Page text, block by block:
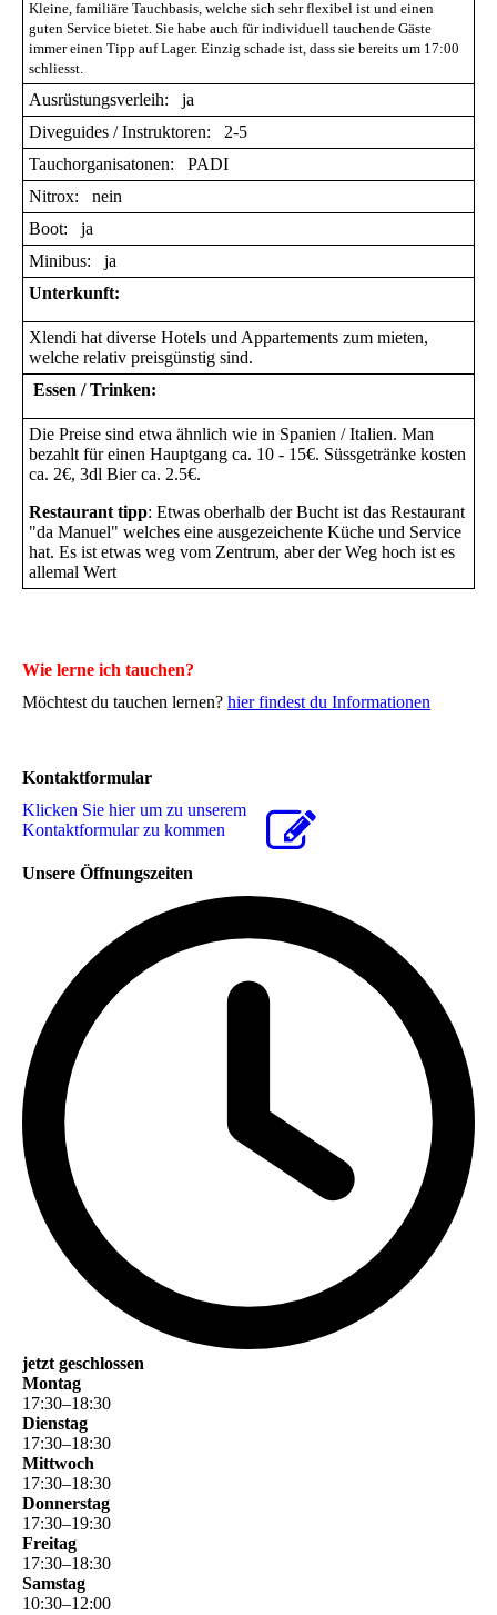
Kleine, familiäre Tauchbasis, welche sich sehr flexibel ist und einen
guten Service bietet. Sie habe auch für individuell tauchende Gäste
immer einen Tipp auf Lager. Einzig schade ist, dass sie bereits um 17:00
schliesst.
Ausrüstungsverleih: ja
Diveguides / Instruktoren: 2-5
Tauchorganisatonen: PADI
Nitrox: nein
Boot: ja
Minibus: ja
Unterkunft:
Xlendi hat diverse Hotels und Appartements zum mieten,
welche relativ preisgünstig sind.
Essen / Trinken:
Die Preise sind etwa ähnlich wie in Spanien / Italien. Man
bezahlt für einen Hauptgang ca. 10 - 15€. Süssgetränke kosten
ca. 2€, 3dl Bier ca. 2.5€.
Restaurant tipp: Etwas oberhalb der Bucht ist das Restaurant
"da Manuel" welches eine ausgezeichente Küche und Service
hat. Es ist etwas weg vom Zentrum, aber der Weg hoch ist es
allemal Wert
Wie lerne ich tauchen?
Möchtest du tauchen lernen? hier findest du Informationen
Kontaktformular
Klicken Sie hier um zu unserem
Kon­takt­for­mu­lar zu kommen
Unsere Öffnungszeiten
jetzt geschlossen
Montag
17:30–18:30
Dienstag
17:30–18:30
Mittwoch
17:30–18:30
Donnerstag
17:30–19:30
Freitag
17:30–18:30
Samstag
10:30–12:00